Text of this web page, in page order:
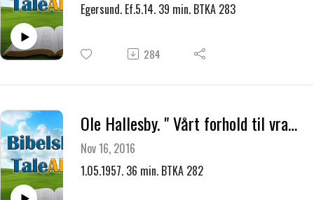
Egersund. Ef.5.14. 39 min. BTKA 283
284
Ole Hallesby. " Vårt forhold til vranglæren og vranglæreren "
Nov 16, 2016
1.05.1957. 36 min. BTKA 282